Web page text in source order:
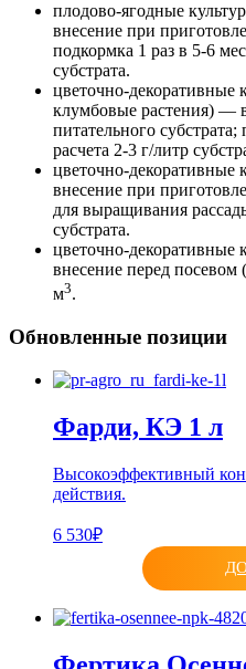
плодово-ягодные
внесение при
подкормка 1 раз в 5-6
субстрата.
цветочно-декоративные
клумбовые растения) —
питательного
расчета 2-3 г/литр
цветочно-
внесение при
для выращивания
субстрата.
цветочно-
внесение перед посевом
м3.
Обновленные позиции
Фарди, КЭ 1 л
Высокоэффективный
действия.
6 530₽